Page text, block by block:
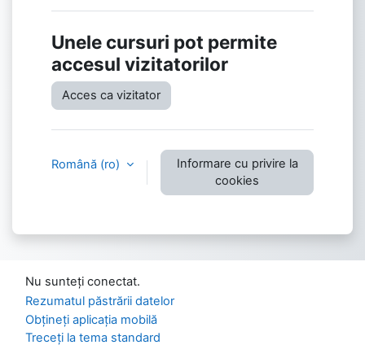
Unele cursuri pot permite
accesul vizitatorilor
Acces ca vizitator
Română ‎(ro)‎
Informare cu privire la
cookies
Nu sunteți conectat.
Rezumatul păstrării datelor
Obțineți aplicația mobilă
Treceți la tema standard